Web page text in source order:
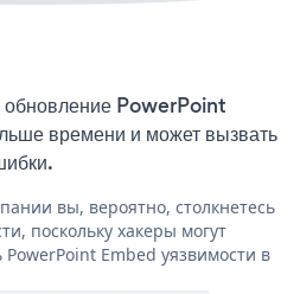
обновление PowerPoint
времени и может вызвать
вы, вероятно, столкнетесь
поскольку хакеры могут
Embed уязвимости в